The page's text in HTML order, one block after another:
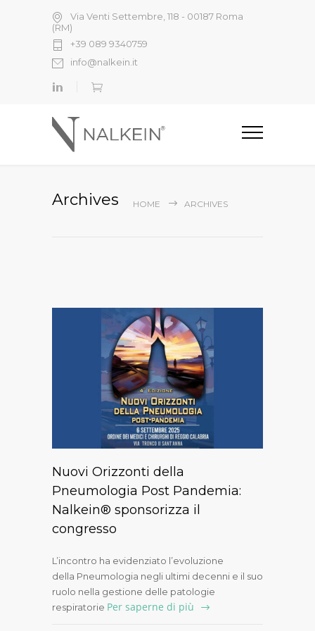
Via Venti Settembre, 118 - 00187 Roma
(RM)
+39 089 9340759
info@nalkein.it
Archives HOME ARCHIVES
Nuovi Orizzonti della
Pneumologia Post Pandemia:
Nalkein® sponsorizza il
congresso
L’incontro ha evidenziato l’evoluzione
della Pneumologia negli ultimi decenni e il suo
ruolo nella gestione delle patologie
respiratorie Per saperne di più